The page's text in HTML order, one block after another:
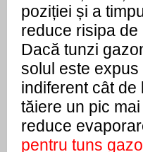
poziției și a
reduce risipa
Dacă tunzi
solul este
indiferent cât de
tăiere un pic
reduce
pentru tuns